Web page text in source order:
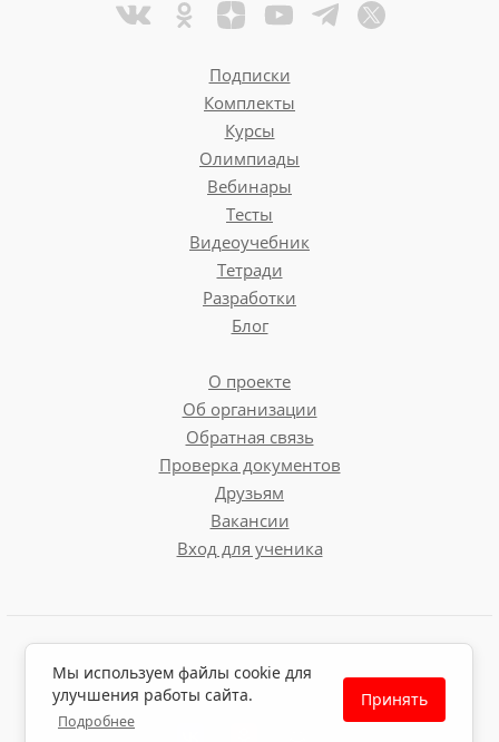
Подписки
Комплекты
Курсы
Олимпиады
Вебинары
Тесты
Видеоучебник
Тетради
Разработки
Блог
О проекте
Об организации
Обратная связь
Проверка документов
Друзьям
Вакансии
Вход для ученика
Политика обработки персональных данных
Политика использования файлов cookie
Мы используем файлы cookie для
улучшения работы сайта.
Подробнее
Принять